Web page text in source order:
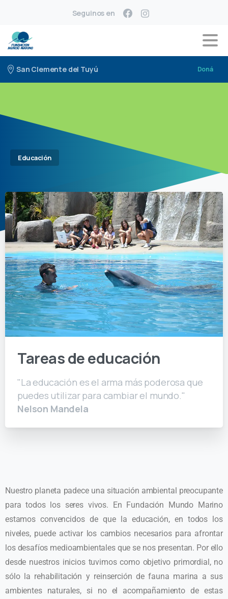
Seguinos en
San Clemente del Tuyú Doná
Educación
Tareas de educación
"La educación es el arma más poderosa que
puedes utilizar para cambiar el mundo."
Nelson Mandela
Nuestro planeta padece una situación ambiental preocupante
para todos los seres vivos. En Fundación Mundo Marino
estamos convencidos de que la educación, en todos los
niveles, puede activar los cambios necesarios para afrontar
los desafíos medioambientales que se nos presentan. Por ello
desde nuestros inicios tuvimos como objetivo primordial, no
sólo la rehabilitación y reinserción de fauna marina a sus
ambientes naturales, si no el acompañamiento de estas